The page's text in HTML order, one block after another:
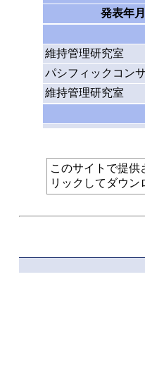
発表年
維持管理研究室
パシフィックコン
維持管理研究室
このサイトで提供
リックしてダウン